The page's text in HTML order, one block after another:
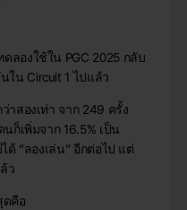
ลองใช้ใน PGC 2025 กลับ
น Circuit 1 ไปแล้ว
าสองเท่า จาก 249 ครั้ง
ก็เพิ่มจาก 16.5% เป็น
ด้ “ลองเล่น” อีกต่อไป แต่
ว
ดคือ